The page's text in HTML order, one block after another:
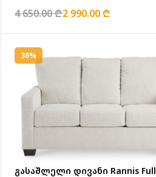
4 650.00 ₾2 990.00 ₾
36%
გასაშლელი დივანი Rannis Full